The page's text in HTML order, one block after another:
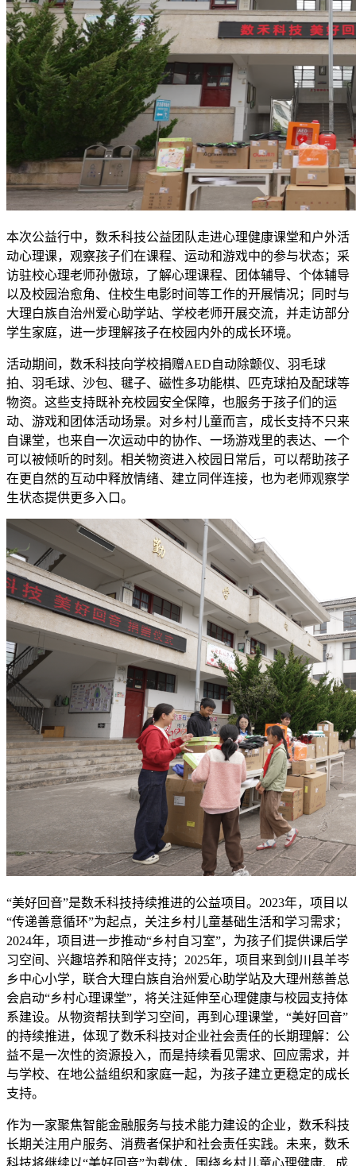
本次公益行中，数禾科技公益团队走进心理健康课堂和户外活
动心理课，观察孩子们在课程、运动和游戏中的参与状态；采
访驻校心理老师孙傲琼，了解心理课程、团体辅导、个体辅导
以及校园治愈角、住校生电影时间等工作的开展情况；同时与
大理白族自治州爱心助学站、学校老师开展交流，并走访部分
学生家庭，进一步理解孩子在校园内外的成长环境。
活动期间，数禾科技向学校捐赠AED自动除颤仪、羽毛球
拍、羽毛球、沙包、毽子、磁性多功能棋、匹克球拍及配球等
物资。这些支持既补充校园安全保障，也服务于孩子们的运
动、游戏和团体活动场景。对乡村儿童而言，成长支持不只来
自课堂，也来自一次运动中的协作、一场游戏里的表达、一个
可以被倾听的时刻。相关物资进入校园日常后，可以帮助孩子
在更自然的互动中释放情绪、建立同伴连接，也为老师观察学
生状态提供更多入口。
“美好回音”是数禾科技持续推进的公益项目。2023年，项目以
“传递善意循环”为起点，关注乡村儿童基础生活和学习需求；
2024年，项目进一步推动“乡村自习室”，为孩子们提供课后学
习空间、兴趣培养和陪伴支持；2025年，项目来到剑川县羊岑
乡中心小学，联合大理白族自治州爱心助学站及大理州慈善总
会启动“乡村心理课堂”，将关注延伸至心理健康与校园支持体
系建设。从物资帮扶到学习空间，再到心理课堂，“美好回音”
的持续推进，体现了数禾科技对企业社会责任的长期理解：公
益不是一次性的资源投入，而是持续看见需求、回应需求，并
与学校、在地公益组织和家庭一起，为孩子建立更稳定的成长
支持。
作为一家聚焦智能金融服务与技术能力建设的企业，数禾科技
长期关注用户服务、消费者保护和社会责任实践。未来，数禾
科技将继续以“美好回音”为载体，围绕乡村儿童心理健康、成